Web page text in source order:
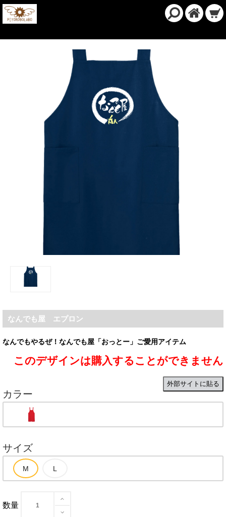
なんでも屋 エプロン
なんでもやるぜ！なんでも屋「おっとー」ご愛用アイテム
このデザインは購入することができません
外部サイトに貼る
カラー
サイズ
数量